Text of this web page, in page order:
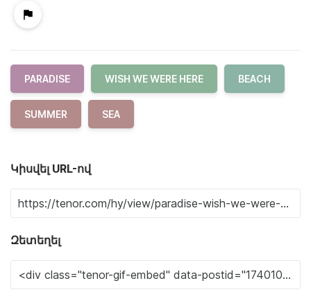
PARADISE WISH WE WERE HERE BEACH
SUMMER SEA
Կիսվել URL-ով
Զետեղել